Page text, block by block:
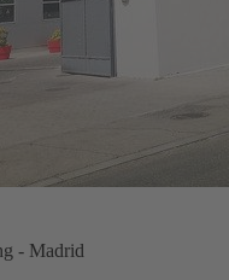
- Madrid